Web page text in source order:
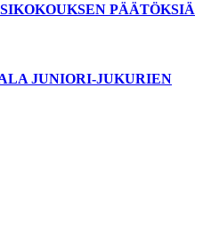
PÄÄTÖKSIÄ
JUNIORI-JUKURIEN